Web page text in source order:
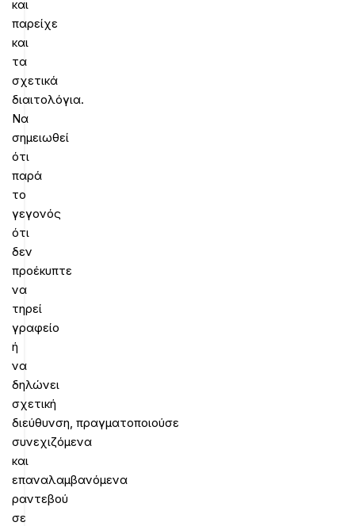
και
παρείχε
και
τα
σχετικά
διαιτολόγια.
Να
σημειωθεί
ότι
παρά
το
γεγονός
ότι
δεν
προέκυπτε
να
τηρεί
γραφείο
ή
να
δηλώνει
σχετική
διεύθυνση, πραγματοποιούσε
συνεχιζόμενα
και
επαναλαμβανόμενα
ραντεβού
σε